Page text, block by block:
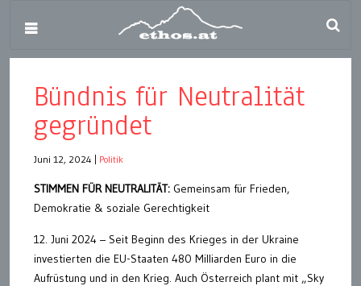
Bündnis für Neutralität
gegründet
Juni 12, 2024 Politik
STIMMEN FÜR NEUTRALITÄT: Gemeinsam für Frieden,
Demokratie & soziale Gerechtigkeit
12. Juni 2024 – Seit Beginn des Krieges in der Ukraine
investierten die EU-Staaten 480 Milliarden Euro in die
Aufrüstung und in den Krieg. Auch Österreich plant mit „Sky